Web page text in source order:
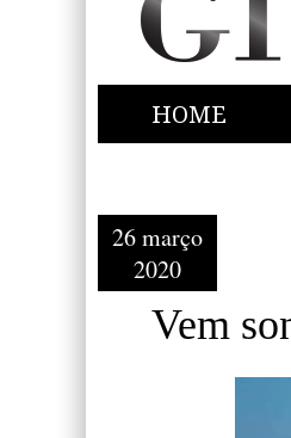
HOME
26 março
2020
Vem